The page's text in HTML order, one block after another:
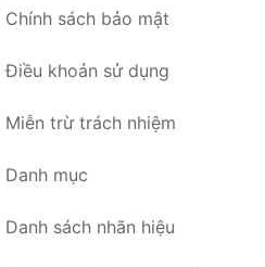
Chính sách bảo mật
Điều khoản sử dụng
Miễn trừ trách nhiệm
Danh mục
Danh sách nhãn hiệu